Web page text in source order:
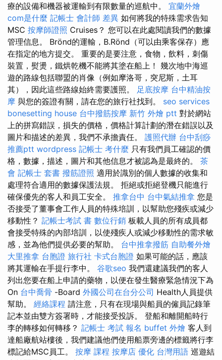
療的設備和機器被運輸到有限數量的巡航中。 宜蘭外燴
com是什麼 記帳士 會計師 差異 如何將我的特殊需求告知
MSC 按摩師證照 Cruises？ 您可以在此處閱讀我們的數據
管理信息。 Brönd的運輸，B.Rönd（可以由乘客保存）應
在指定的地方提交。 重要的是要注意，食物，飲料，刺傷
裝置，熨燙，鐵烘乾機不能將其塗在船上！ 幾次地中海巡
遊的路線包括聯盟的肖像（例如摩洛哥，突尼斯，土耳
其），因此這些路線始終需要護照。 足底按摩 台中精油按
摩 與您的簽證有關，請在您的旅行社找到。 seo services
bonesetting house 台中撥筋按摩 新竹 外燴 ptt 對於網站
上的拼寫錯誤，損失的價格，價格計算計劃的潛在錯誤以及
圖片和描述的差異，我們不承擔責任。 護照代辦 台中刮痧
推薦ptt wordpress 記帳士 考什麼 只有我們員工確認的價
格，數據，描述，圖片和其他信息才被認為是最終的。 茶
會 記帳士 套書 撥筋證照 適用於識別的個人數據的收集和
處理符合適用的數據保護法規。 拒絕或拒絕登機只能進行
確保優先的客人和員工安全。 推拿台中 台中氣結推拿 您是
否接受了董事會工作人員的特殊培訓，以幫助您殘疾或減少
移動性？ 記帳士考試 書 數位行銷 板載人員的所有成員都
會接受特殊的內部培訓，以使殘疾人或減少移動性的需求敏
感，並為他們提供必要的幫助。 台中推拿撥筋 自助餐外燴
大里推拿 台胞證 旅行社 卡式台胞證 如果可能的話，應該
將其運輸在手提行李中。 谷歌seo 我們還建議我們的客人
列出您要在船上申請的藥物，以便在發生醫療緊急情況下為
On 台中喬骨 -Board 外國公司在台分公司 Health人員提供
幫助。 經絡課程 請注意，只有在現場與船員的僱員記錄筆
記本並由雙方簽署時，才能接受投訴。 登船和離開船時行
李的轉移如何轉移？ 記帳士 考試 報名 buffet 外燴 客人到
達船廠航站樓後，我們建議他們使用船票旁邊的標籤將行李
標記給MSC員工。 按摩 課程 按摩店 優化 台灣用語 巡遊結